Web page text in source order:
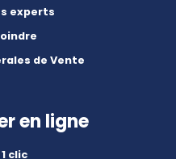
experts
de Vente
en ligne
clic